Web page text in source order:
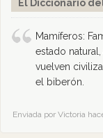
El Diccionario
Mamíferos:
estado
vuelven
el biberón.
Enviada por Victoria